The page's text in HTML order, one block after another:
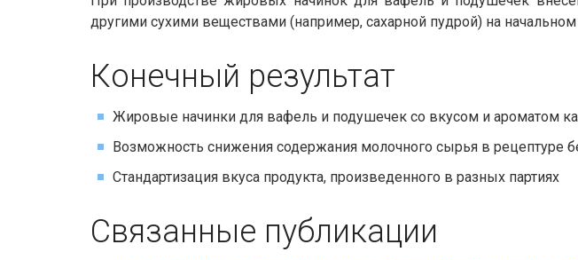
другими сухими веществами (например, сахарной пудрой) на
Конечный результат
Жировые начинки для вафель и подушечек со вкусом и ароматом
Возможность снижения содержания молочного сырья в рецептуре
Стандартизация вкуса продукта, произведенного в разных партиях
Связанные публикации